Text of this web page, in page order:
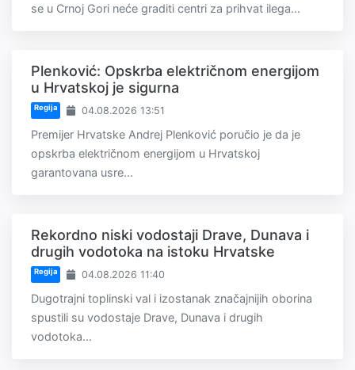
se u Crnoj Gori neće graditi centri za prihvat ilega...
Plenković: Opskrba električnom energijom
u Hrvatskoj je sigurna
Regija 04.08.2026 13:51
Premijer Hrvatske Andrej Plenković poručio je da je
opskrba električnom energijom u Hrvatskoj
garantovana usre...
Rekordno niski vodostaji Drave, Dunava i
drugih vodotoka na istoku Hrvatske
Regija 04.08.2026 11:40
Dugotrajni toplinski val i izostanak značajnijih oborina
spustili su vodostaje Drave, Dunava i drugih
vodotoka...